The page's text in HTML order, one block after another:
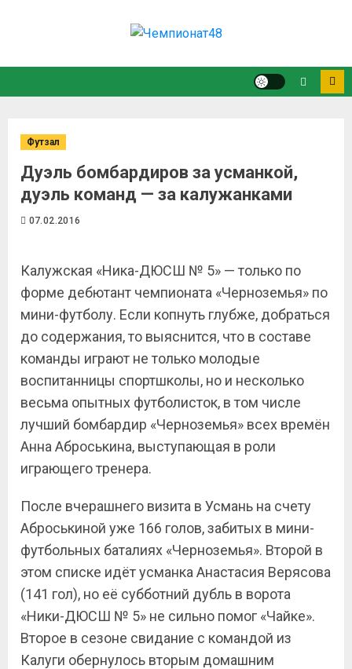
Футзал
Дуэль бомбардиров за усманкой,
дуэль команд — за калужанками
07.02.2016
Калужская «Ника-ДЮСШ № 5» — только по
форме дебютант чемпионата «Черноземья» по
мини-футболу. Если копнуть глубже, добраться
до содержания, то выяснится, что в составе
команды играют не только молодые
воспитанницы спортшколы, но и несколько
весьма опытных футболисток, в том числе
лучший бомбардир «Черноземья» всех времён
Анна Аброськина, выступающая в роли
играющего тренера.
После вчерашнего визита в Усмань на счету
Аброськиной уже 166 голов, забитых в мини-
футбольных баталиях «Черноземья». Второй в
этом списке идёт усманка Анастасия Верясова
(141 гол), но её субботний дубль в ворота
«Ники-ДЮСШ № 5» не сильно помог «Чайке».
Второе в сезоне свидание с командой из
Калуги обернулось вторым домашним